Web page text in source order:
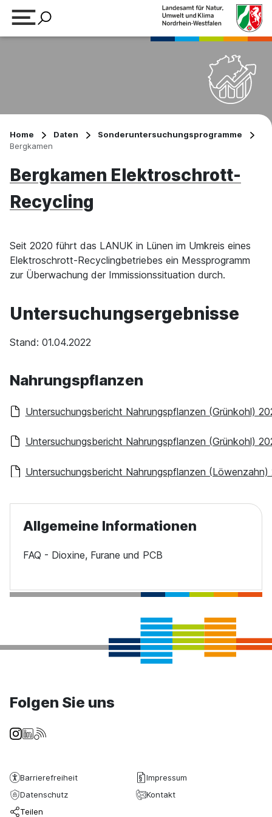
Home Daten
Sonderuntersuchungsprogramme
Bergkamen
Bergkamen Elektroschrott-
Recycling
Seit 2020 führt das LANUK in Lünen im Umkreis eines
Elektroschrott-Recyclingbetriebes ein Messprogramm
zur Überwachung der Immissionssituation durch.
Untersuchungsergebnisse
Stand: 01.04.2022
Nahrungspflanzen
Untersuchungsbericht Nahrungspflanzen (Grünkohl)
Untersuchungsbericht Nahrungspflanzen (Grünkohl)
Untersuchungsbericht Nahrungspflanzen (Löwenzahn)
Allgemeine Informationen
FAQ - Dioxine, Furane und PCB
Folgen Sie uns
Barrierefreiheit
Impressum
Datenschutz
Kontakt
Teilen